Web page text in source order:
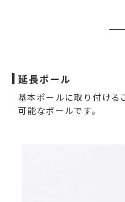
延長ポール
基本ポールに取り付ける
可能なポールです。